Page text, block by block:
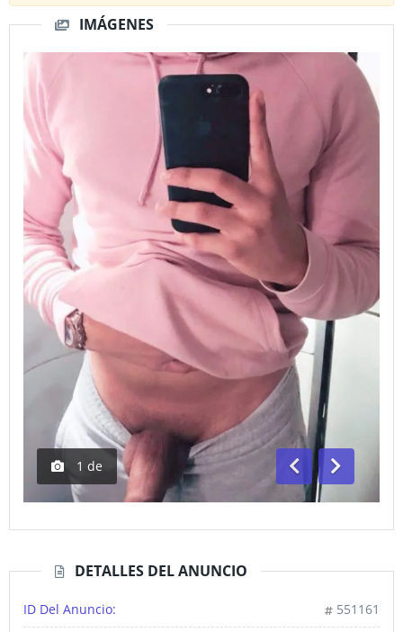
IMÁGENES
1 de
AnteriorSiguiente
DETALLES DEL ANUNCIO
ID Del Anuncio: 551161